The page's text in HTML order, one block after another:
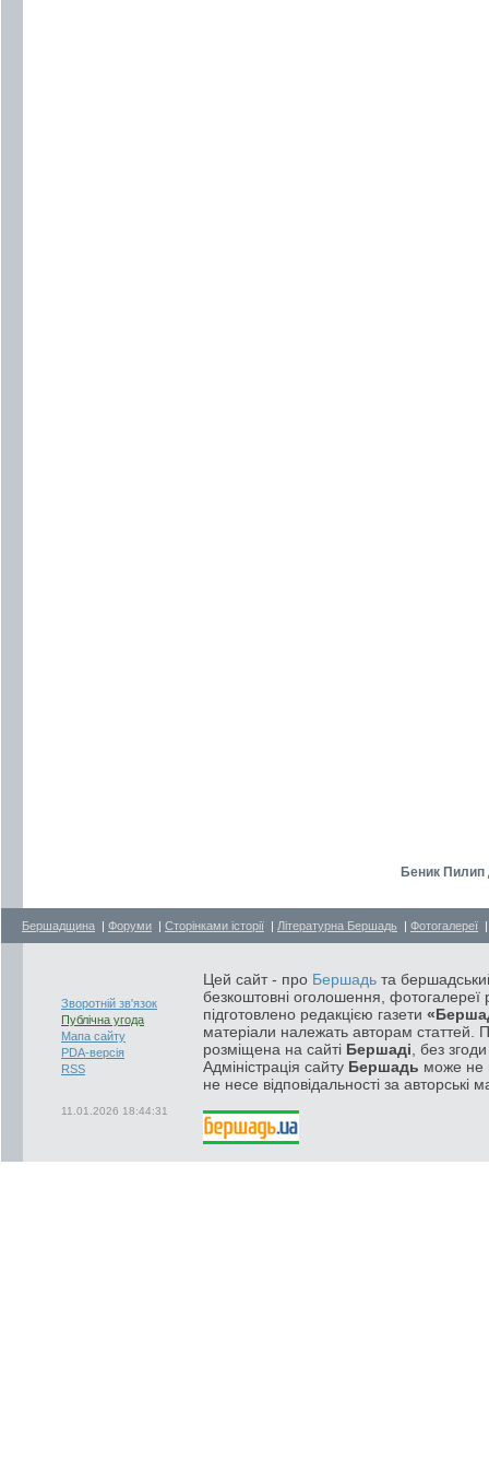
Беник
Бершадщина | Форуми | Сторінками історії | Літературна Бершадь | Фотогалереї
Зворотній зв'язок
Публічна угода
Мапа сайту
PDA-версія
RSS
11.01.2026 18:44:31
Цей сайт - про Бершадь та
безкоштовні оголошення, фотогалереї
підготовлено редакцією газети
матеріали належать авторам статтей.
розміщена на сайті Бершаді , без
Адміністрація сайту Бершадь може не
не несе відповідальності за авторські